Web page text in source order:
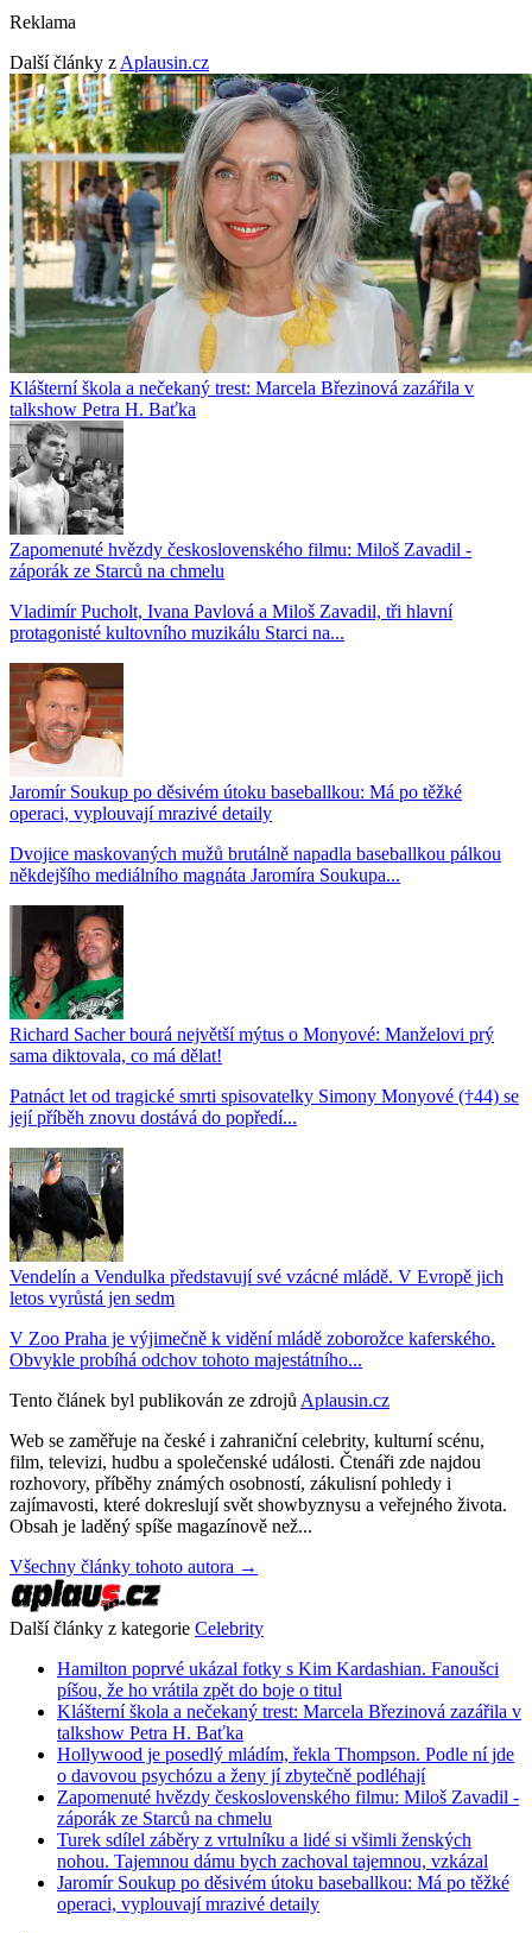
Reklama
Další články z Aplausin.cz
Klášterní škola a nečekaný trest: Marcela Březinová zazářila v
talkshow Petra H. Baťka
Zapomenuté hvězdy československého filmu: Miloš Zavadil -
záporák ze Starců na chmelu
Vladimír Pucholt, Ivana Pavlová a Miloš Zavadil, tři hlavní
protagonisté kultovního muzikálu Starci na...
Jaromír Soukup po děsivém útoku baseballkou: Má po těžké
operaci, vyplouvají mrazivé detaily
Dvojice maskovaných mužů brutálně napadla baseballkou pálkou
někdejšího mediálního magnáta Jaromíra Soukupa...
Richard Sacher bourá největší mýtus o Monyové: Manželovi prý
sama diktovala, co má dělat!
Patnáct let od tragické smrti spisovatelky Simony Monyové (†44) se
její příběh znovu dostává do popředí...
Vendelín a Vendulka představují své vzácné mládě. V Evropě jich
letos vyrůstá jen sedm
V Zoo Praha je výjimečně k vidění mládě zoborožce kaferského.
Obvykle probíhá odchov tohoto majestátního...
Tento článek byl publikován ze zdrojů Aplausin.cz
Web se zaměřuje na české i zahraniční celebrity, kulturní scénu,
film, televizi, hudbu a společenské události. Čtenáři zde najdou
rozhovory, příběhy známých osobností, zákulisní pohledy i
zajímavosti, které dokreslují svět showbyznysu a veřejného života.
Obsah je laděný spíše magazínově než...
Všechny články tohoto autora →
Další články z kategorie Celebrity
Hamilton poprvé ukázal fotky s Kim Kardashian. Fanoušci
píšou, že ho vrátila zpět do boje o titul
Klášterní škola a nečekaný trest: Marcela Březinová zazářila v
talkshow Petra H. Baťka
Hollywood je posedlý mládím, řekla Thompson. Podle ní jde
o davovou psychózu a ženy jí zbytečně podléhají
Zapomenuté hvězdy československého filmu: Miloš Zavadil -
záporák ze Starců na chmelu
Turek sdílel záběry z vrtulníku a lidé si všimli ženských
nohou. Tajemnou dámu bych zachoval tajemnou, vzkázal
Jaromír Soukup po děsivém útoku baseballkou: Má po těžké
operaci, vyplouvají mrazivé detaily